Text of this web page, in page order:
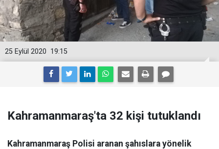
19:15
25 Eylül 2020
Kahramanmaraş'ta 32 kişi tutuklandı
Kahramanmaraş Polisi aranan şahıslara yönelik